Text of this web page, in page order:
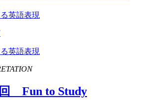
英語表現
英語表現
回 Fun to Study